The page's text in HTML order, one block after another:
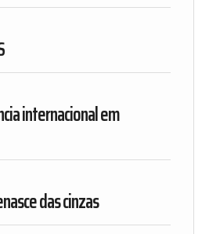
internacional em
das cinzas